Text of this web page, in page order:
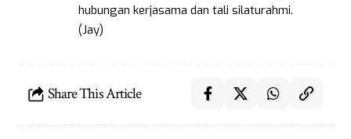
hubungan kerjasama dan tali silaturahmi.
(Jay)
Share This Article